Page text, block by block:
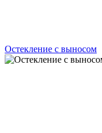
Остекление с выносом